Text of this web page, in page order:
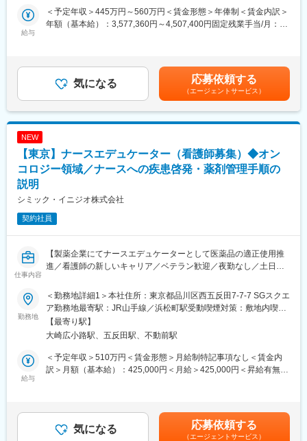
を回答します。
└対応後、問い合わせ内容や回答内容をシステムへインプット
し、対応記録を作成
※本ポジションは、「マルチ対応」チームのため、一つのメーカー
※空いている時間は製品や疾患に関する勉強が出来ますので、最新
の知識に触れながら、?々情報をアップデートして頂ける環境で
■入社後のサポート：
（1）導入研修（配属前）
・薬学に関する資料の読み方や、電話の取り方、声のトーン、話
し方などオペレーターとして必要な技術をゼロから学ぶことがで
き、自信をもって現場配属できるようにサポートします。
（2）製品研修
・配属後は、担当する医薬品や疾患についての知識をしっかり学
びます。また、先輩社員を相手に問い合わせ対応の練習をし、よ
周りのメンバーが常にサポートしてくれるので、一人で抱えるこ
とはありません。
給与
＜予定年収＞445万円～560万円＜賃金形態＞年俸制＜賃金内訳＞
年額（基本給）：3,577,360円～4,507,400円固定残業手当/月：
補足＞■昇給：あり（年1回の評価制度による）■※年俸以外に決算
賞与が年１回支給あり賃金はあくまでも目安の金額であり、選考
を通じて上下する可能性があります。月給(月額)は固定手当を含め
た表記です。
気になる 応募依頼する
（エージェントサービス）
NEW
【東京】ナースエデュケーター（看護師募集）◆オン
コロジー領域／ナースへの疾患啓発・薬剤管理手順の
説明
シミック・イニジオ株式会社
契約社員
仕事内容
【製薬企業にてナースエデュケーターとして医薬品の適正使用推
進／看護師の新しいキャリア／ベテラン歓迎／夜勤なし／土日祝
■職務概要：
クライアントである製薬企業の薬剤（オンコロジー領域）につい
て、医療従事者（主に病棟勤務のナース）へ、疾患啓発や薬剤の
管理手順説明をおこなっていただきます。
クライアントの営業所を拠点に、ターゲット施設（主に大学病
院・基幹病院）へ赴き、定期的な説明会などを院内で開催してい
ただきます。開催にあたり、説明会準備や、施設とのアポイント
ナースエデュケーター事業のビジネス拡大における増員採用とな
ります。
勤務地
＜勤務地詳細1＞本社住所：東京都品川区西五反田7-7-7 SGスクエ
ア勤務地最寄駅：JR山手線／浜松町駅受動喫煙対策：敷地内喫煙
可能場所あり＜勤務地詳細2＞クライアントの営業所住所：東京都
受動喫煙対策：屋内全面禁煙変更の範囲：会社の定める事業所
【最寄り駅】
大崎広小路駅、五反田駅、不動前駅
給与
＜予定年収＞510万円＜賃金形態＞月給制特記事項なし＜賃金内
訳＞月額（基本給）：425,000円＜月給＞425,000円＜昇給有無＞
考を通じて上下する可能性があります。月給(月額)は固定手当を含
めた表記です。
気になる 応募依頼する
（エージェントサービス）